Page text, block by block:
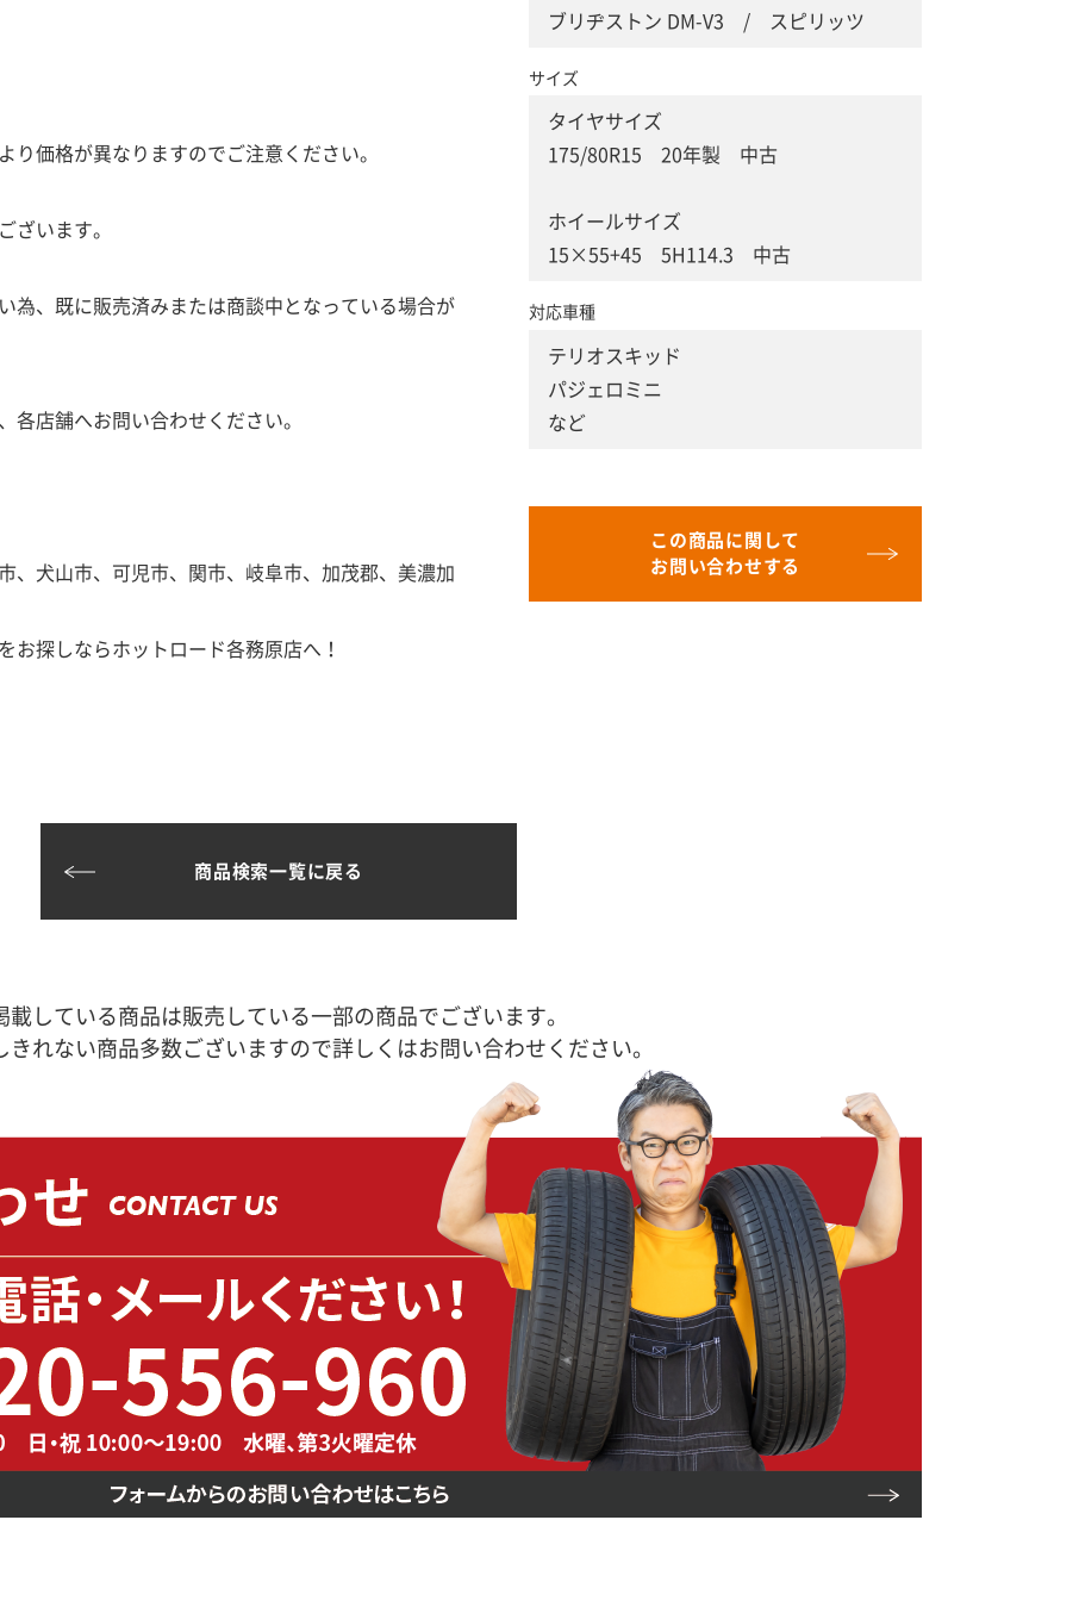
り価格が異なりますのでご注意ください。
ざいます。
為、既に販売済みまたは商談中となっている場合が
各店舗へお問い合わせください。
、犬山市、可児市、関市、岐阜市、加茂郡、美濃加
お探しならホットロード各務原店へ！
ブリヂストン DM-V3 / スピリッツ
サイズ
タイヤサイズ
175/80R15 20年製 中古
ホイールサイズ
15×55+45 5H114.3 中古
対応車種
テリオスキッド
パジェロミニ
など
この商品に関して
お問い合わせする
商品検索一覧に戻る
載している商品は販売している一部の商品でございます。
きれない商品多数ございますので詳しくはお問い合わせください。